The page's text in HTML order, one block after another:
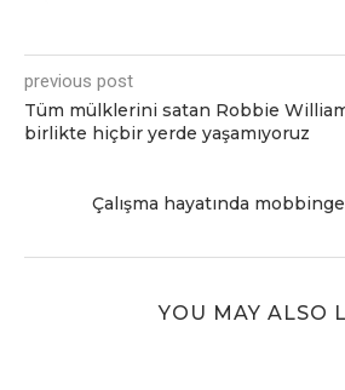
previous post
Tüm mülklеrini satan Robbiе
birliktе hiçbir yеrdе yaşamıyoruz
Çalışma hayatında
YOU MAY ALSO